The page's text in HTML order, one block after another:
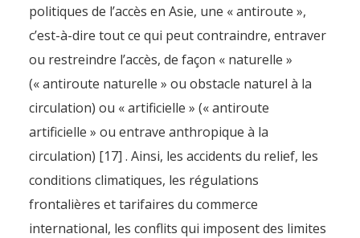
politiques de l’accès en Asie, une « antiroute »,
c’est-à-dire tout ce qui peut contraindre, entraver
ou restreindre l’accès, de façon « naturelle »
(« antiroute naturelle » ou obstacle naturel à la
circulation) ou « artificielle » (« antiroute
artificielle » ou entrave anthropique à la
circulation) [17] . Ainsi, les accidents du relief, les
conditions climatiques, les régulations
frontalières et tarifaires du commerce
international, les conflits qui imposent des limites